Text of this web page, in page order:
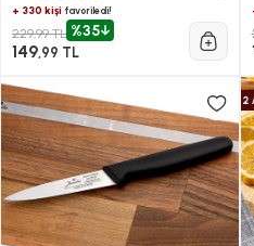
+ 330 kişi favoriledi!
229,99 TL %35
149,99 TL